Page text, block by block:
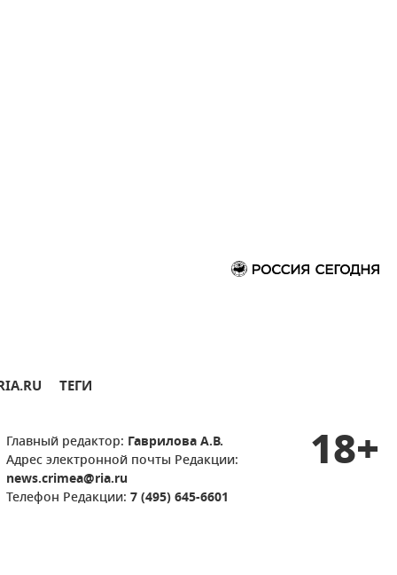
ТЕГИ
Главный редактор: Гаврилова А.В.
Адрес электронной почты Редакции:
news.crimea@ria.ru
Телефон Редакции: 7 (495) 645-6601
18+